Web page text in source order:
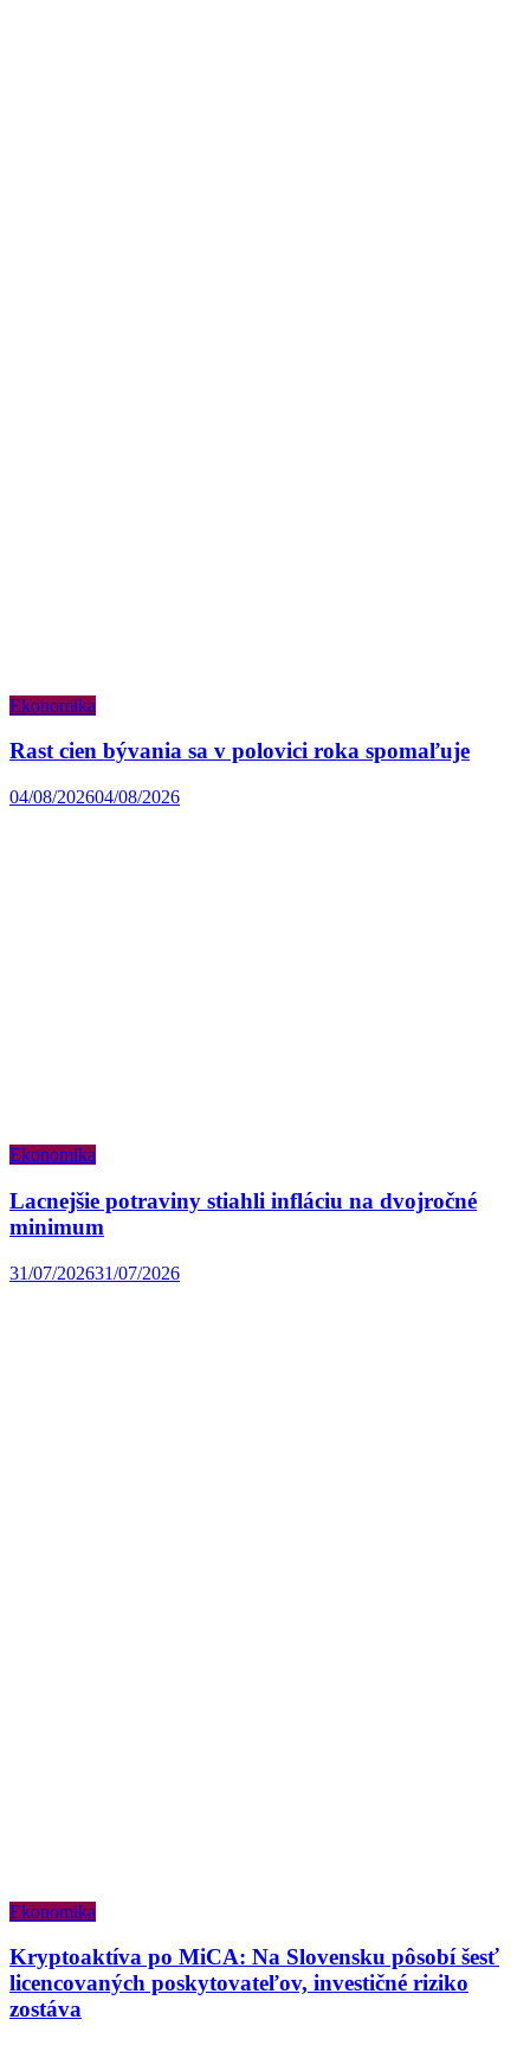
Ekonomika
Rast cien bývania sa v polovici roka spomaľuje
04/08/202604/08/2026
Ekonomika
Lacnejšie potraviny stiahli infláciu na dvojročné
minimum
31/07/202631/07/2026
Ekonomika
Kryptoaktíva po MiCA: Na Slovensku pôsobí šesť
licencovaných poskytovateľov, investičné riziko
zostáva